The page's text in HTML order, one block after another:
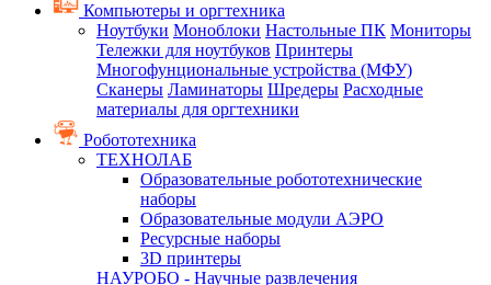
Компьютеры и оргтехника
Ноутбуки Моноблоки Настольные ПК Мониторы
Тележки для ноутбуков Принтеры
Многофунциональные устройства (МФУ)
Сканеры Ламинаторы Шредеры Расходные
материалы для оргтехники
Робототехника
ТЕХНОЛАБ
Образовательные робототехнические
наборы
Образовательные модули АЭРО
Ресурсные наборы
3D принтеры
НАУРОБО - Научные развлечения